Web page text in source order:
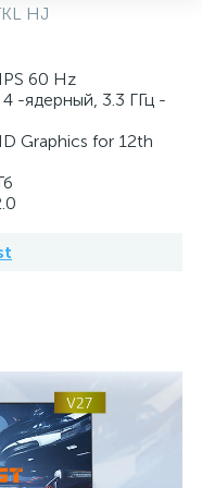
HJ
60 Hz
-ядерный, 3.3 ГГц -
Graphics for 12th